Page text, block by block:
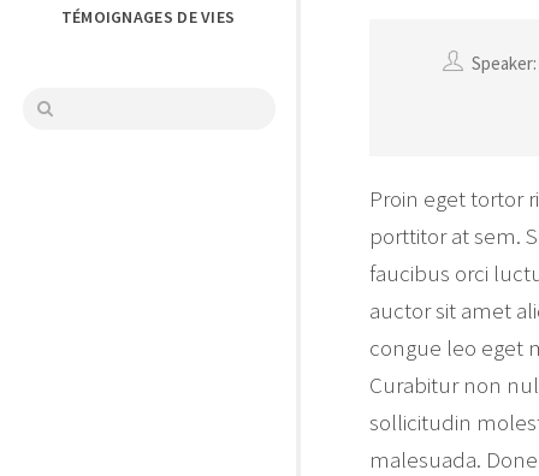
TÉMOIGNAGES DE VIES
Speaker:
Proin eget tortor
porttitor at sem.
faucibus orci
auctor sit amet
congue leo eget
Curabitur non
sollicitudin
malesuada.